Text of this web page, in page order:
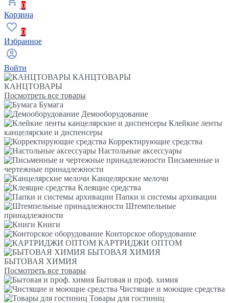
0
Корзина
0
Избранное
Войти
КАНЦТОВАРЫ
КАНЦТОВАРЫ
Посмотреть все товары
Бумага
Демооборудование
Клейкие ленты
канцелярские и диспенсеры
Корректирующие средства
Настольные аксессуары
Письменные и
чертежные принадлежности
Канцелярские мелочи
Клеящие средства
Папки и системы архивации
Штемпельные
принадлежности
Книги
Конторское оборудование
КАРТРИДЖИ ОПТОМ
БЫТОВАЯ ХИМИЯ
БЫТОВАЯ ХИМИЯ
Посмотреть все товары
Бытовая и проф. химия
Чистящие и моющие средства
Товары для гостиниц